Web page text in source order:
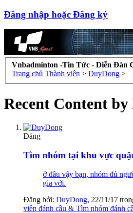
Đăng nhập hoặc Đăng ký
Vnbadminton -Tin Tức - Diễn Đàn
Trang chủ Thành viên > DuyDong >
Recent Content by
Đăng
Tìm nhóm tại khu vực
ở đâu vậy bạn, nhóm đủ
gia với.
Đăng bởi: DuyDong, 22/11/17
viên đánh cầu & Tìm nhóm đánh